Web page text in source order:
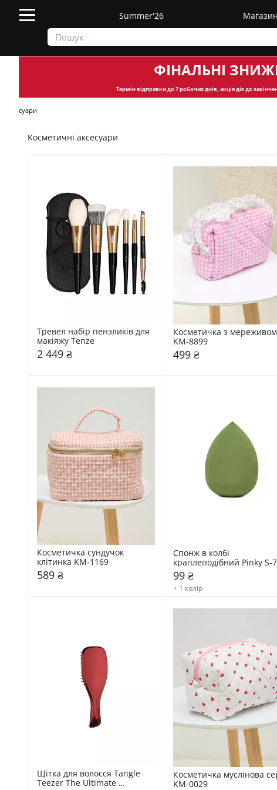
Summer'26
ФІНАЛЬНІ
Термін відправкидо 7 робочих днів, акція діє до
аксесуари
Косметичні аксесуари
Тревел набір пензликів для
макіяжу Tenze
2 449 ₴
Косметичка з мереживом
KM-8899
499 ₴
Косметичка сундучок
клітинка KM-1169
589 ₴
Спонж в колбі
краплеподібний Pinky S-
99 ₴
+ 1 колір
Щітка для волосся Tangle
Teezer The Ultimate
Косметичка муслінова
KM-0029